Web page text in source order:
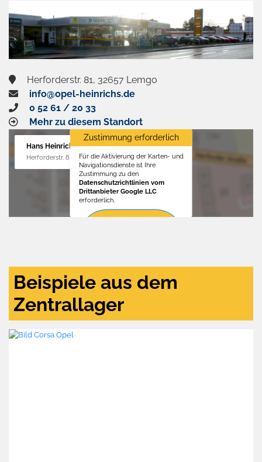
Herforderstr. 81, 32657 Lemgo
info@opel-heinrichs.de
0 52 61 / 20 33
Mehr zu diesem Standort
Hans Heinrichs GmbH
Herforderstr. 81, 32657 Lemgo
Zustimmung erforderlich
Für die Aktivierung der Karten- und
Navigationsdienste ist Ihre
Zustimmung zu den
Datenschutzrichtlinien vom
Drittanbieter Google LLC
erforderlich.
Beispiele aus dem
Zentrallager